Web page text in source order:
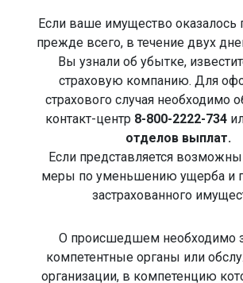
Если ваше имущество оказалось
прежде всего, в течение двух
Вы узнали об убытке,
страховую компанию. Для
страхового случая необходимо
контакт-центр 8-800-2222-734
отделов выплат.
Если представляется
меры по уменьшению ущерба и
застрахованного
О происшедшем необходимо
компетентные органы или
организации, в компетенцию